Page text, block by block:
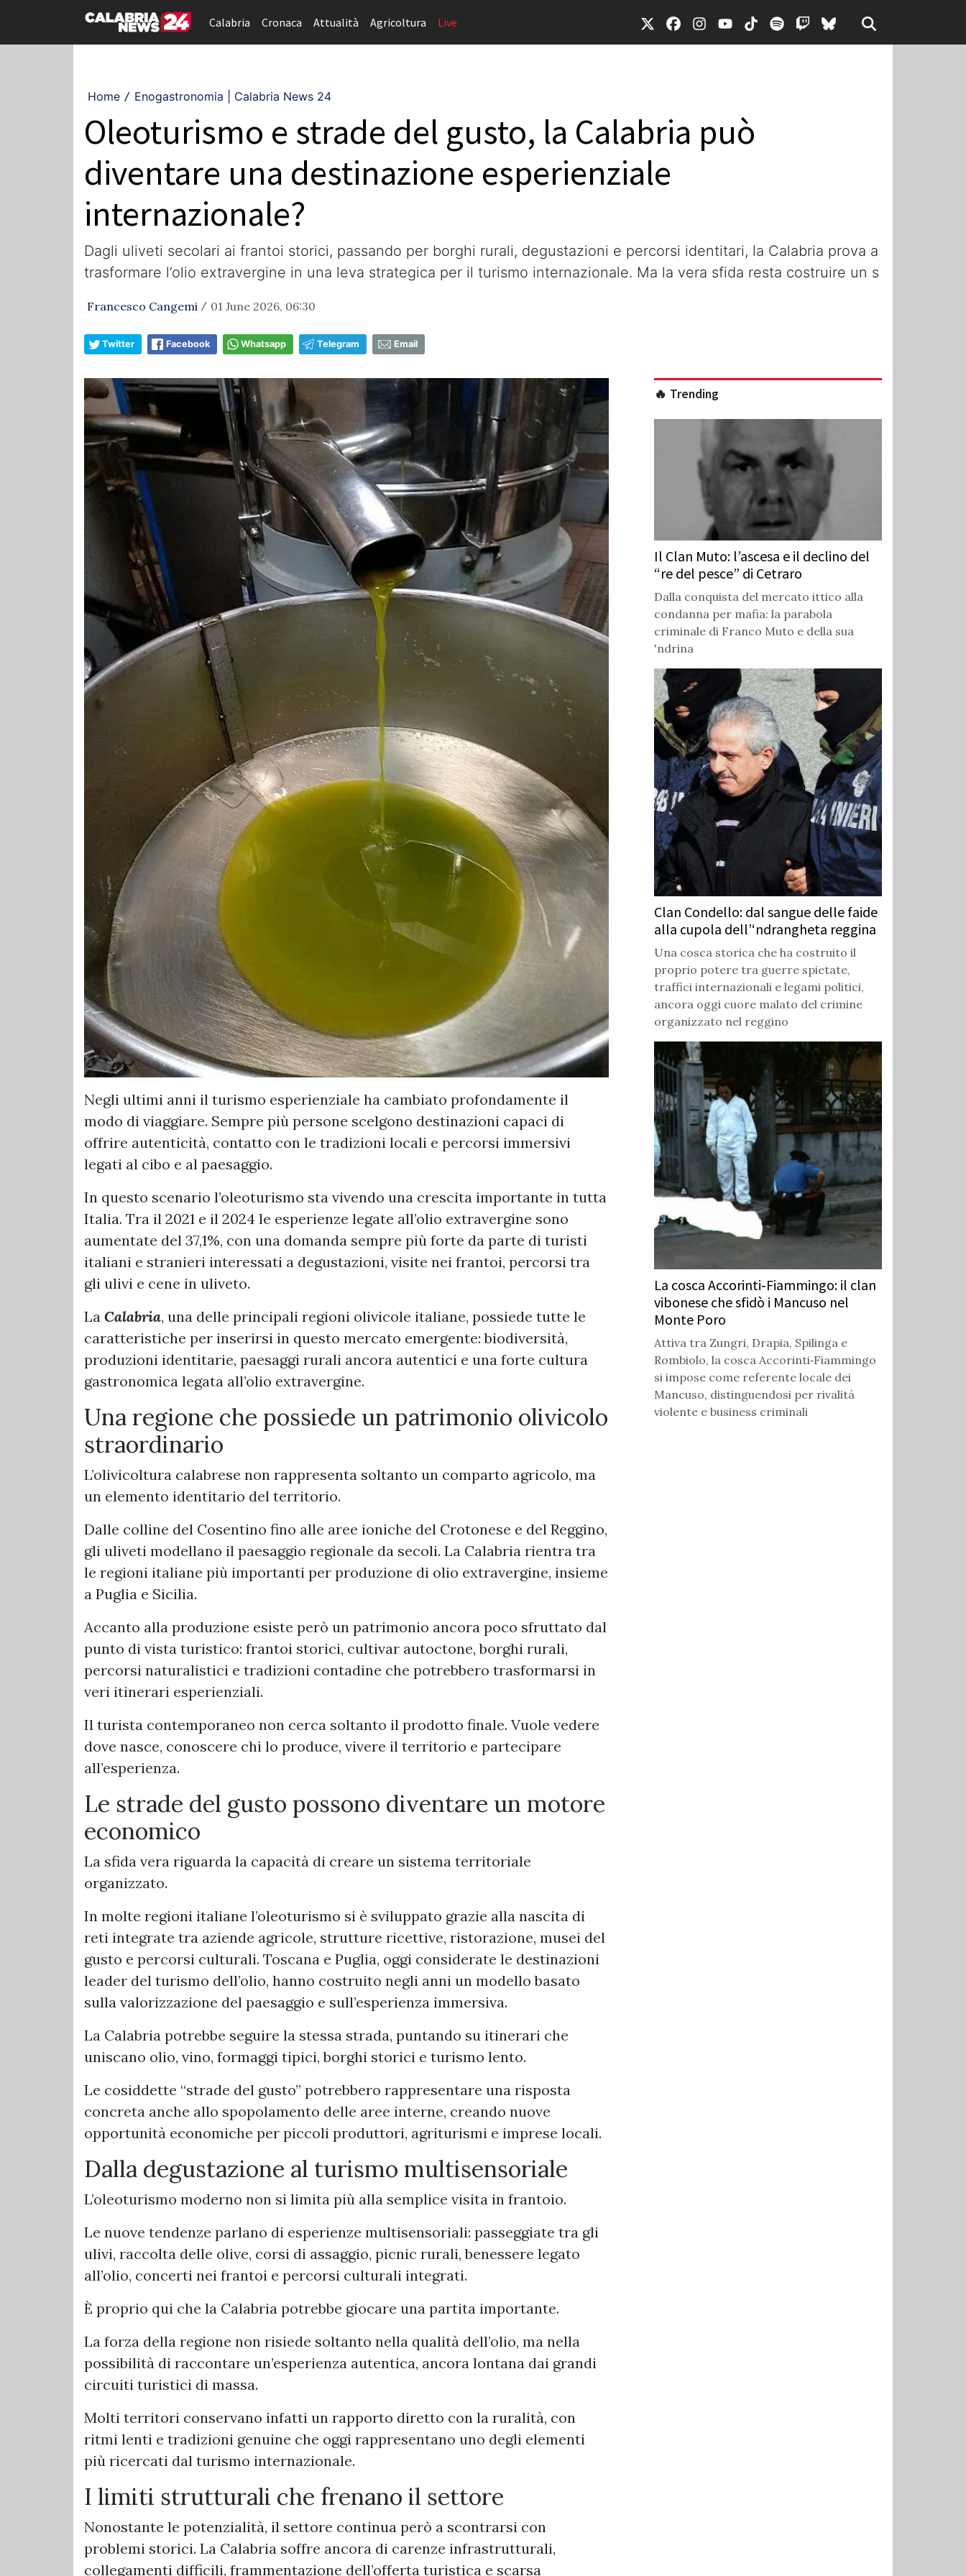
Calabria Cronaca Attualità Agricoltura Live
Home / Enogastronomia | Calabria News 24
Oleoturismo e strade del gusto, la Calabria può
diventare una destinazione esperienziale
internazionale?
Dagli uliveti secolari ai frantoi storici, passando per borghi rurali, degustazioni e percorsi identitari, la Calabria prova a
trasformare l’olio extravergine in una leva strategica per il turismo internazionale. Ma la vera sfida resta costruire un s
Francesco Cangemi / 01 June 2026, 06:30
Twitter Facebook Whatsapp Telegram Email
Negli ultimi anni il turismo esperienziale ha cambiato profondamente il
modo di viaggiare. Sempre più persone scelgono destinazioni capaci di
offrire autenticità, contatto con le tradizioni locali e percorsi immersivi
legati al cibo e al paesaggio.
In questo scenario l’oleoturismo sta vivendo una crescita importante in tutta
Italia. Tra il 2021 e il 2024 le esperienze legate all’olio extravergine sono
aumentate del 37,1%, con una domanda sempre più forte da parte di turisti
italiani e stranieri interessati a degustazioni, visite nei frantoi, percorsi tra
gli ulivi e cene in uliveto.
La Calabria, una delle principali regioni olivicole italiane, possiede tutte le
caratteristiche per inserirsi in questo mercato emergente: biodiversità,
produzioni identitarie, paesaggi rurali ancora autentici e una forte cultura
gastronomica legata all’olio extravergine.
Una regione che possiede un patrimonio olivicolo
straordinario
L’olivicoltura calabrese non rappresenta soltanto un comparto agricolo, ma
un elemento identitario del territorio.
Dalle colline del Cosentino fino alle aree ioniche del Crotonese e del Reggino,
gli uliveti modellano il paesaggio regionale da secoli. La Calabria rientra tra
le regioni italiane più importanti per produzione di olio extravergine, insieme
a Puglia e Sicilia.
Accanto alla produzione esiste però un patrimonio ancora poco sfruttato dal
punto di vista turistico: frantoi storici, cultivar autoctone, borghi rurali,
percorsi naturalistici e tradizioni contadine che potrebbero trasformarsi in
veri itinerari esperienziali.
Il turista contemporaneo non cerca soltanto il prodotto finale. Vuole vedere
dove nasce, conoscere chi lo produce, vivere il territorio e partecipare
all’esperienza.
Le strade del gusto possono diventare un motore
economico
La sfida vera riguarda la capacità di creare un sistema territoriale
organizzato.
In molte regioni italiane l’oleoturismo si è sviluppato grazie alla nascita di
reti integrate tra aziende agricole, strutture ricettive, ristorazione, musei del
gusto e percorsi culturali. Toscana e Puglia, oggi considerate le destinazioni
leader del turismo dell’olio, hanno costruito negli anni un modello basato
sulla valorizzazione del paesaggio e sull’esperienza immersiva.
La Calabria potrebbe seguire la stessa strada, puntando su itinerari che
uniscano olio, vino, formaggi tipici, borghi storici e turismo lento.
Le cosiddette “strade del gusto” potrebbero rappresentare una risposta
concreta anche allo spopolamento delle aree interne, creando nuove
opportunità economiche per piccoli produttori, agriturismi e imprese locali.
Dalla degustazione al turismo multisensoriale
L’oleoturismo moderno non si limita più alla semplice visita in frantoio.
Le nuove tendenze parlano di esperienze multisensoriali: passeggiate tra gli
ulivi, raccolta delle olive, corsi di assaggio, picnic rurali, benessere legato
all’olio, concerti nei frantoi e percorsi culturali integrati.
È proprio qui che la Calabria potrebbe giocare una partita importante.
La forza della regione non risiede soltanto nella qualità dell’olio, ma nella
possibilità di raccontare un’esperienza autentica, ancora lontana dai grandi
circuiti turistici di massa.
Molti territori conservano infatti un rapporto diretto con la ruralità, con
ritmi lenti e tradizioni genuine che oggi rappresentano uno degli elementi
più ricercati dal turismo internazionale.
I limiti strutturali che frenano il settore
Nonostante le potenzialità, il settore continua però a scontrarsi con
problemi storici. La Calabria soffre ancora di carenze infrastrutturali,
collegamenti difficili, frammentazione dell’offerta turistica e scarsa
🔥 Trending
Il Clan Muto: l’ascesa e il declino del
“re del pesce” di Cetraro
Dalla conquista del mercato ittico alla
condanna per mafia: la parabola
criminale di Franco Muto e della sua
'ndrina
Clan Condello: dal sangue delle faide
alla cupola dell’‘ndrangheta reggina
Una cosca storica che ha costruito il
proprio potere tra guerre spietate,
traffici internazionali e legami politici,
ancora oggi cuore malato del crimine
organizzato nel reggino
La cosca Accorinti‑Fiammingo: il clan
vibonese che sfidò i Mancuso nel
Monte Poro
Attiva tra Zungri, Drapia, Spilinga e
Rombiolo, la cosca Accorinti‑Fiammingo
si impose come referente locale dei
Mancuso, distinguendosi per rivalità
violente e business criminali